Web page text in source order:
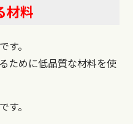
材料
す。
ために低品質な材料を使
す。